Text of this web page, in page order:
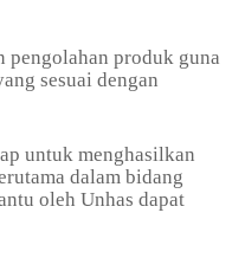
pengolahan produk guna
sesuai dengan
untuk menghasilkan
dalam bidang
oleh Unhas dapat